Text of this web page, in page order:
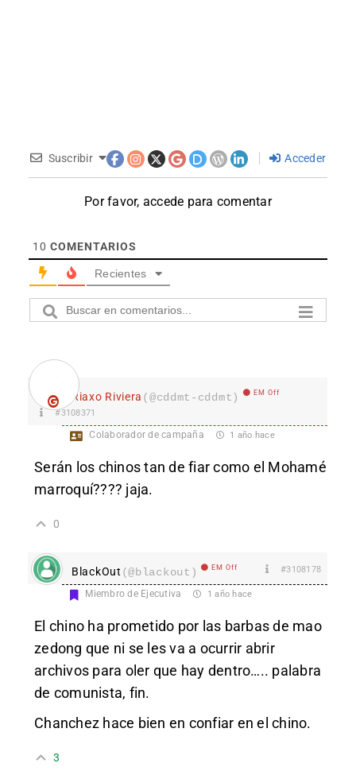
Suscribir Acceder
Por favor, accede para comentar
10 COMENTARIOS
Recientes
Riaxo Riviera (@cddmt-cddmt) EM Off
#3108371
Colaborador de campaña 1 año hace
Serán los chinos tan de fiar como el Mohamé
marroquí???? jaja.
0
BlackOut (@blackout) EM Off #3108178
Miembro de Ejecutiva 1 año hace
El chino ha prometido por las barbas de mao
zedong que ni se les va a ocurrir abrir
archivos para oler que hay dentro….. palabra
de comunista, fin.
Chanchez hace bien en confiar en el chino.
3